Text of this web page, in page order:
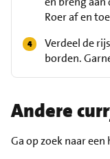
Roer af en
Verdeel de
borden.
Andere
Ga op zoek naar